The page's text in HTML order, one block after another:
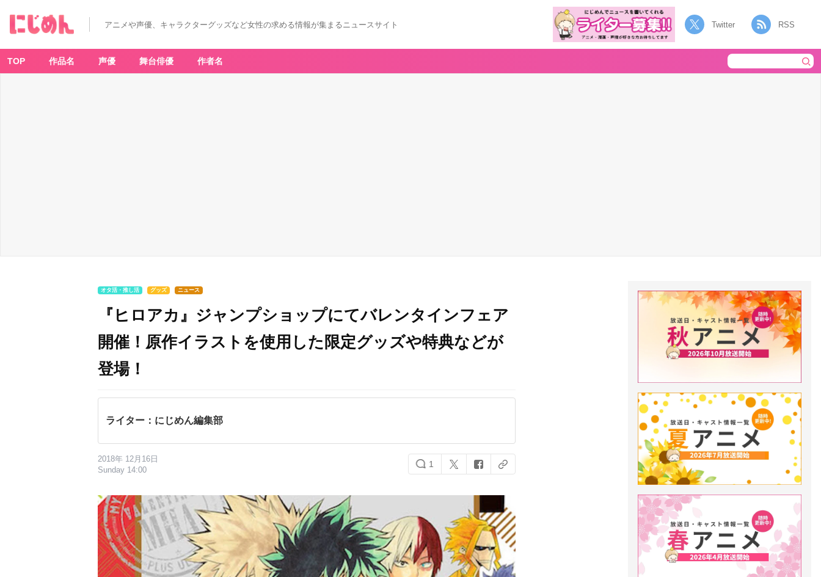
アニメや声優、キャラクターグッズなど女性の求める情報が集まるニュースサイト Twitter RSS
TOP 作品名 声優 舞台俳優 作者名
オタ活・推し活 グッズ ニュース
『ヒロアカ』ジャンプショップにてバレンタインフェア
開催！原作イラストを使用した限定グッズや特典などが
登場！
ライター：にじめん編集部
2018年 12月16日
Sunday 14:00
1